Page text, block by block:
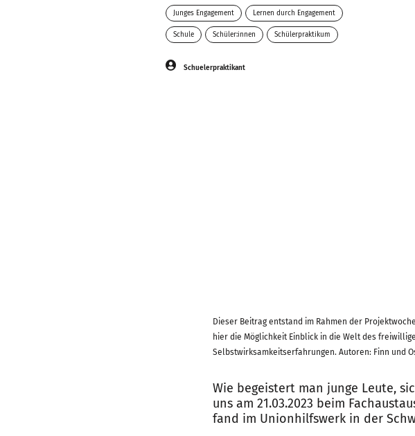
Junges Engagement Lernen durch Engagement
Schule Schüler:innen Schülerpraktikum
Schuelerpraktikant
Dieser Beitrag entstand im Rahmen der
hier die Möglichkeit Einblick in die Welt des
Selbstwirksamkeitserfahrungen. Autoren: Finn und
Wie begeistert man junge Leute,
uns am 21.03.2023 beim
fand im Unionhilfswerk in der